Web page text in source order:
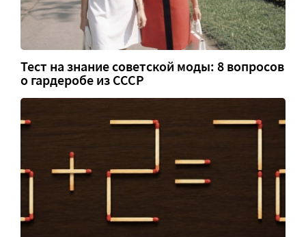
Тест на знание советской моды: 8 вопросов
о гардеробе из СССР